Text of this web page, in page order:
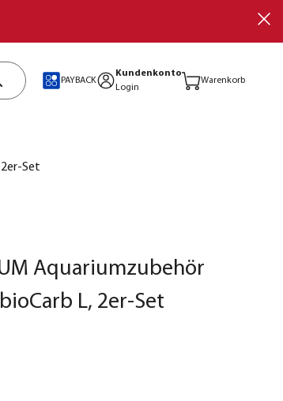
PAYBACK
Kundenkonto
Login
Warenkorb
Set
Aquariumzubehör
L, 2er-Set